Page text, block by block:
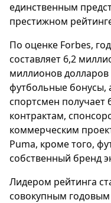
единственным
престижном
По оценке Forbes,
составляет 6,2
миллионов долларов
футбольные бонусы,
спортсмен получает
контрактам,
коммерческим
Puma, кроме того,
собственный бренд
Лидером рейтинга
совокупным